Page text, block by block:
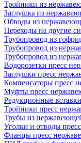
Тройники из
Заглушка из
Обводы из
Переходы на другие
Трубопровод из
Трубопровод из
Трубопровод из
Водорозетки пресс
Заглушки пресс
Компенсаторы пресс
Муфты пресс
Редукционные
Тройники пресс
Трубы из
Уголки и отводы
Фланцы пресс